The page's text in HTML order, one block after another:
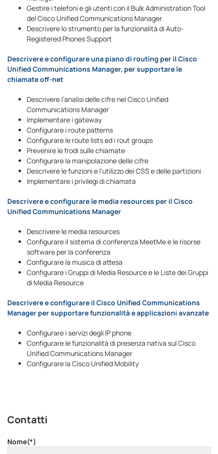
Gestire i telefoni e gli utenti con il Bulk Administration Tool
del Cisco Unified Communications Manager
Descrivere lo strumento per la funzionalità di Auto-
Registered Phones Support
Descrivere e configurare una piano di routing per il Cisco
Unified Communications Manager, per supportare le
chiamate off-net
Descrivere l’analisi delle cifre nel Cisco Unified
Communications Manager
Implementare i gateway
Configurare i route patterns
Configurare le route lists ed i rout groups
Prevenire le frodi sulle chiamate
Configurare la manipolazione delle cifre
Descrivere le funzioni e l’utilizzo dei CSS e delle partizioni
Implementare i privilegi di chiamata
Descrivere e configurare le media resources per il Cisco
Unified Communications Manager
Descrivere le media resources
Configurare il sistema di conferenza MeetMe e le risorse
software per la conferenza
Configurare la musica di attesa
Configurare i Gruppi di Media Resource e le Liste dei Gruppi
di Media Resource
Descrivere e configurare il Cisco Unified Communications
Manager per supportare funzionalità e applicazioni avanzate
Configurare i servizi degli IP phone
Configurare le funzionalità di presenza nativa sul Cisco
Unified Communications Manager
Configurare la Cisco Unified Mobility
Contatti
Nome(*)